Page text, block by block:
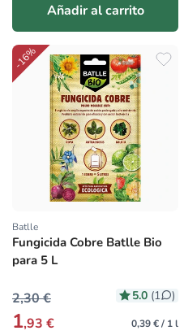
Añadir al carrito
-16%
Proveedor:
Batlle
Fungicida Cobre Batlle Bio
para 5 L
5.0 (1 )
2,30 €
1,93 € 0,39 € / 1 l